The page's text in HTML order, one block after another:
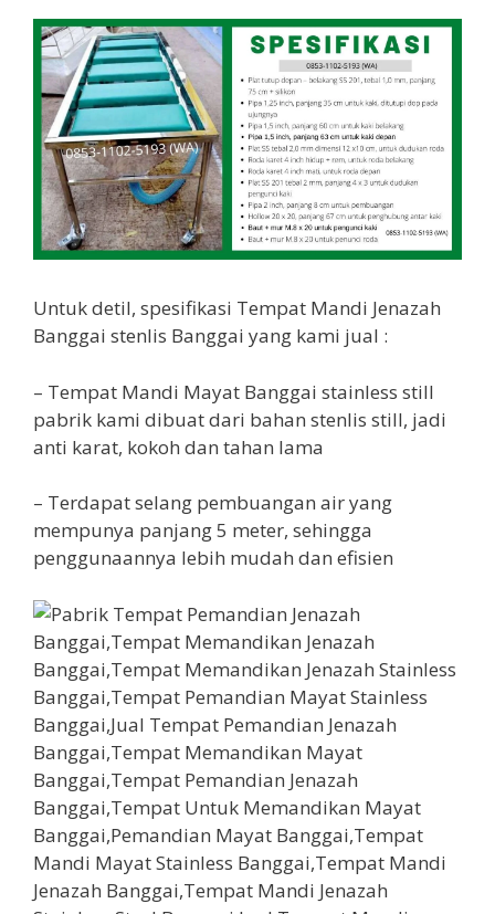
Untuk detil, spesifikasi Tempat Mandi Jenazah
Banggai stenlis Banggai yang kami jual :
– Tempat Mandi Mayat Banggai stainless still
pabrik kami dibuat dari bahan stenlis still, jadi
anti karat, kokoh dan tahan lama
– Terdapat selang pembuangan air yang
mempunya panjang 5 meter, sehingga
penggunaannya lebih mudah dan efisien